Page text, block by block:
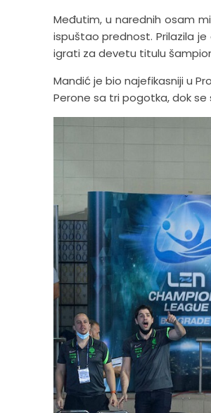
Međutim, u narednih osam
ispuštao prednost. Prilazila
igrati za devetu titulu
Mandić je bio najefikasniji u
Perone sa tri pogotka, dok se